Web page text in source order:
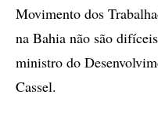
Movimento dos
na Bahia não são
ministro do
Cassel.